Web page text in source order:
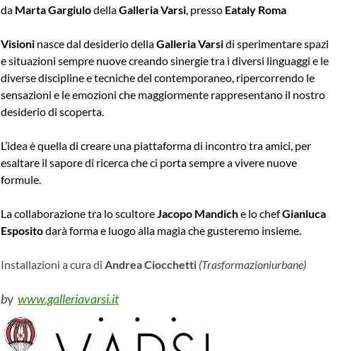
da Marta GargiulodellaGalleria Varsi, presso Eataly Roma
Visioni nasce dal desiderio dellaGalleria Varsidi sperimentare spazi
e situazioni sempre nuove creando sinergie tra i diversi linguaggi e le
diverse discipline e tecniche del contemporaneo, ripercorrendo le
sensazioni e le emozioni che maggiormente rappresentano il nostro
desiderio di scoperta.
L’idea è quella di creare una piattaforma di incontro tra amici, per
esaltare il sapore di ricerca che ci porta sempre a vivere nuove
formule.
La collaborazione tra lo scultoreJacopo Mandiche lo chefGianluca
Espositodarà forma e luogo alla magia che gusteremo insieme.
Installazioni a cura di Andrea Ciocchetti (Trasformazioniurbane)
by www.galleriavarsi.it